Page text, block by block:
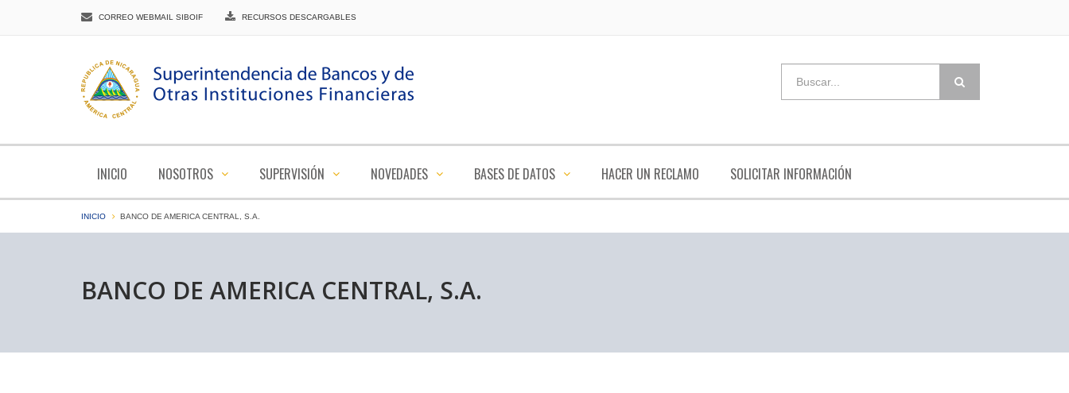
CORREO WEBMAIL SIBOIF RECURSOS DESCARGABLES
INICIO NOSOTROS SUPERVISIÓN NOVEDADES BASES DE DATOS HACER UN RECLAMO SOLICITAR INFORMACIÓN
INICIO BANCO DE AMERICA CENTRAL, S.A.
BANCO DE AMERICA CENTRAL, S.A.